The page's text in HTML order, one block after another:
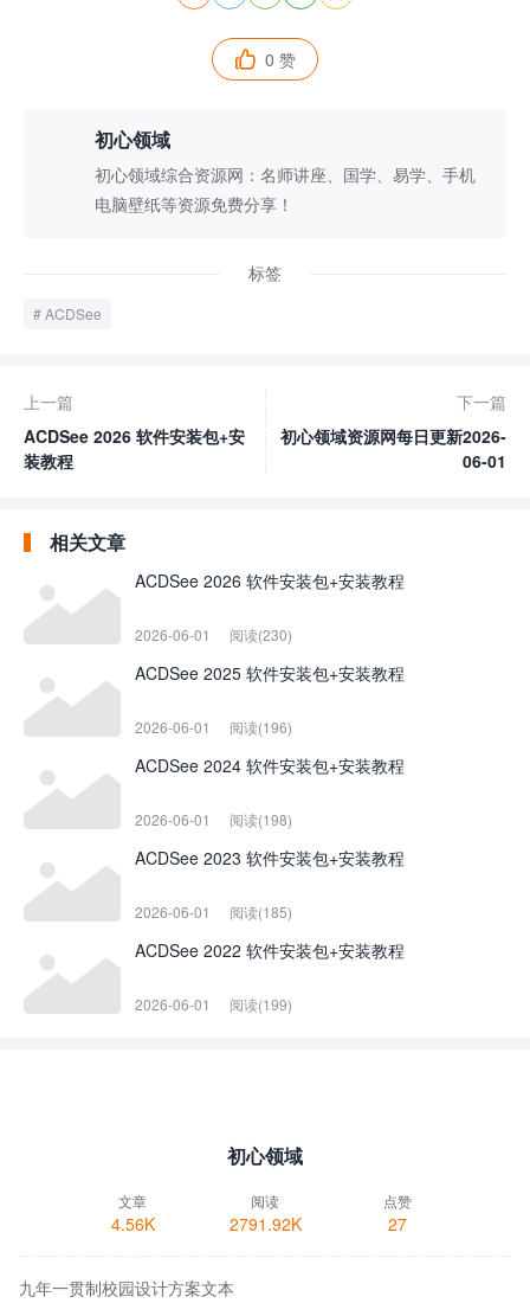
 0 赞
初心领域
初心领域综合资源网：名师讲座、国学、易学、手机
电脑壁纸等资源免费分享！
标签
ACDSee
上一篇
ACDSee 2026 软件安装包+安
装教程
下一篇
初心领域资源网每日更新2026-
06-01
相关文章
ACDSee 2026 软件安装包+安装教程
2026-06-01 阅读(230)
ACDSee 2025 软件安装包+安装教程
2026-06-01 阅读(196)
ACDSee 2024 软件安装包+安装教程
2026-06-01 阅读(198)
ACDSee 2023 软件安装包+安装教程
2026-06-01 阅读(185)
ACDSee 2022 软件安装包+安装教程
2026-06-01 阅读(199)
初心领域
文章
4.56K
阅读
2791.92K
点赞
27
九年一贯制校园设计方案文本